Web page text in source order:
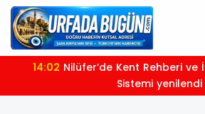
14:02
Sistemi yenilendi